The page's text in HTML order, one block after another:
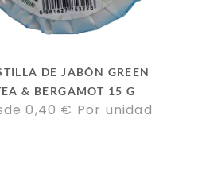
DE JABÓN GREEN
& BERGAMOT 15 G
0,40 € Por unidad